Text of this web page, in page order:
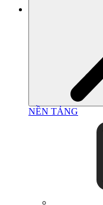
NỀN TẢNG